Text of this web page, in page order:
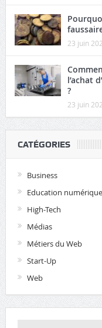
23 juin
l’achat
?
23 juin
CATÉGORIES
Business
Education numérique
High-Tech
Médias
Métiers du Web
Start-Up
Web